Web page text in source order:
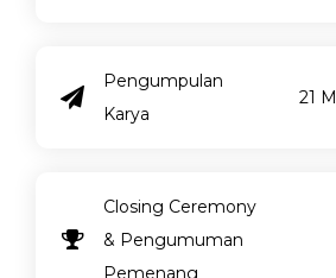
Pengumpulan
Karya
21
Closing Ceremony
& Pengumuman
Pemenang